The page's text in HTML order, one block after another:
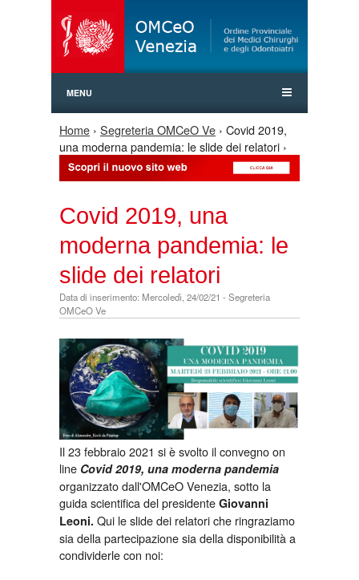
MENU
Tu sei qui
Home › Segreteria OMCeO Ve › Covid 2019,
una moderna pandemia: le slide dei relatori ›
Covid 2019, una
moderna pandemia: le
slide dei relatori
Data di inserimento: Mercoledì, 24/02/21 - Segreteria
OMCeO Ve
Il 23 febbraio 2021 si è svolto il convegno on
line Covid 2019, una moderna pandemia
organizzato dall'OMCeO Venezia, sotto la
guida scientifica del presidente Giovanni
Leoni. Qui le slide dei relatori che ringraziamo
sia della partecipazione sia della disponibilità a
condividerle con noi: